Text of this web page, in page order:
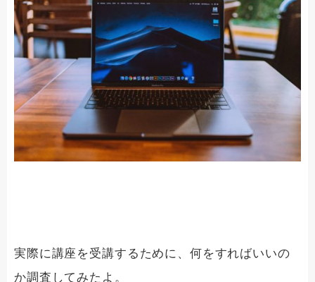
実際に講座を受講するために、何をすればいいの
か調査してみたよ。